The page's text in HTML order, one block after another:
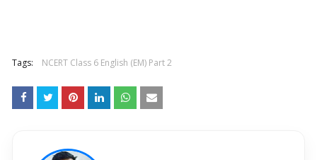
Tags: NCERT Class 6 English (EM) Part 2